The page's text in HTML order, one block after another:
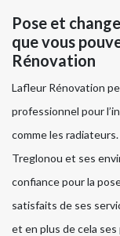
Pose et
que vous
Rénovation
Lafleur Rénovation
professionnel pour
comme les
Treglonou et ses
confiance pour la
satisfaits de ses
et en plus de cela